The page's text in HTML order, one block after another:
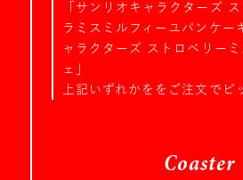
「サンリオキャラクターズ
ラミスミルフィーユパンケー
ャラクターズ ストロベリーミ
ェ」
上記いずれかををご注文でピ
Coaster